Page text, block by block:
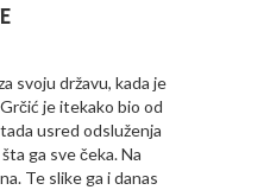
svoju državu, kada je
je itekako bio od
usred odsluženja
ga sve čeka. Na
Te slike ga i danas